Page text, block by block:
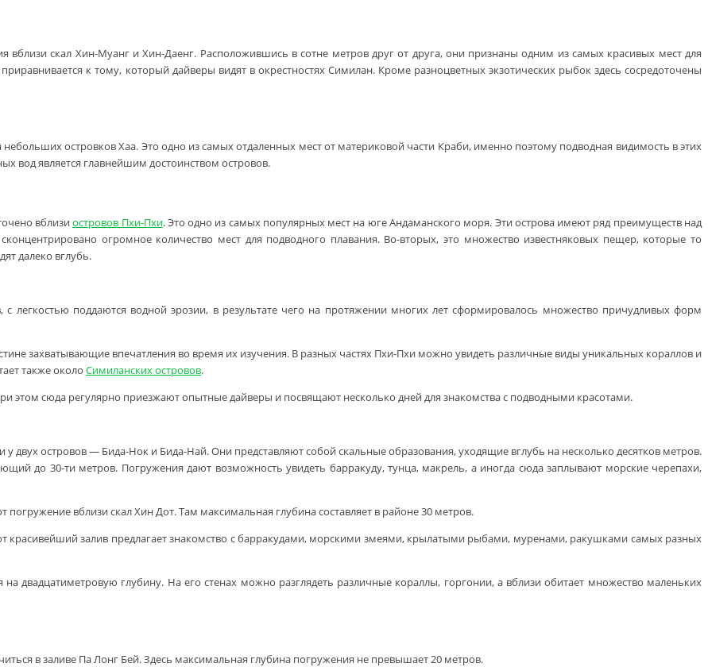
вблизи скал Хин-Муанг и Хин-Даенг. Расположившись в сотне метров друг от друга, они признаны одним из самых красивых мест для
к тому, который дайверы видят в окрестностях Симилан. Кроме разноцветных экзотических рыбок здесь сосредоточены
островков Хаа. Это одно из самых отдаленных мест от материковой части Краби, именно поэтому подводная видимость в этих
вод является главнейшим достоинством островов.
вблизиостровов Пхи-Пхи. Это одно из самых популярных мест на юге Андаманского моря. Эти острова имеют ряд преимуществ над
огромное количество мест для подводного плавания. Во-вторых, это множество известняковых пещер, которые то
далеко вглубь.
легкостью поддаются водной эрозии, в результате чего на протяжении многих лет сформировалось множество причудливых форм
захватывающие впечатления во время их изучения. В разных частях Пхи-Пхи можно увидеть различные виды уникальных кораллов и
также около Симиланских островов.
этом сюда регулярно приезжают опытные дайверы и посвящают несколько дней для знакомства с подводными красотами.
островов — Бида-Нок и Бида-Най. Они представляют собой скальные образования, уходящие вглубь на несколько десятков метров.
до 30-ти метров. Погружения дают возможность увидеть барракуду, тунца, макрель, а иногда сюда заплывают морские черепахи,
вблизи скал Хин Дот. Там максимальная глубина составляет в районе 30 метров.
красивейший залив предлагает знакомство с барракудами, морскими змеями, крылатыми рыбами, муренами, ракушками самых разных
двадцатиметровую глубину. На его стенах можно разглядеть различные кораллы, горгонии, а вблизи обитает множество маленьких
в заливе Па Лонг Бей. Здесь максимальная глубина погружения не превышает 20 метров.